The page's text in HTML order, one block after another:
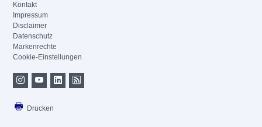
Kontakt
Impressum
Disclaimer
Datenschutz
Markenrechte
Cookie-Einstellungen
Drucken